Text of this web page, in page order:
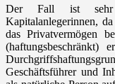
Der Fall ist sehr
Kapitalanlegerinnen,
das Privatvermögen
(haftungsbeschränkt)
Geschäftsführer und